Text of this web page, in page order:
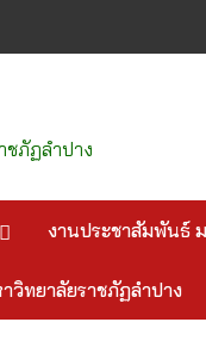
ชภัฏลำปาง
งานประชาสัมพันธ์
วิทยาลัยราชภัฏลำปาง